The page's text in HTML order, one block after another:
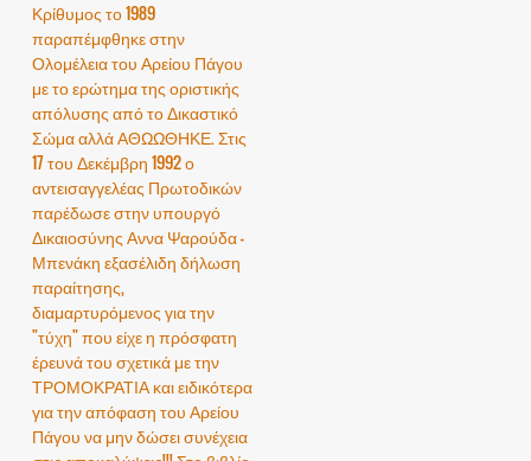
Κρίθυμος το 1989
παραπέμφθηκε στην
Ολομέλεια του Αρείου Πάγου
με το ερώτημα της οριστικής
απόλυσης από το Δικαστικό
Σώμα αλλά ΑΘΩΩΘΗΚΕ. Στις
17 του Δεκέμβρη 1992 ο
αντεισαγγελέας Πρωτοδικών
παρέδωσε στην υπουργό
Δικαιοσύνης Αννα Ψαρούδα -
Μπενάκη εξασέλιδη δήλωση
παραίτησης,
διαμαρτυρόμενος για την
"τύχη" που είχε η πρόσφατη
έρευνά του σχετικά με την
ΤΡΟΜΟΚΡΑΤΙΑ και ειδικότερα
για την απόφαση του Αρείου
Πάγου να μην δώσει συνέχεια